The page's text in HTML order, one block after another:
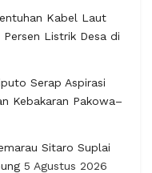
Kabel Laut
Listrik Desa di
Serap Aspirasi
Kebakaran Pakowa–
Sitaro Suplai
5 Agustus 2026